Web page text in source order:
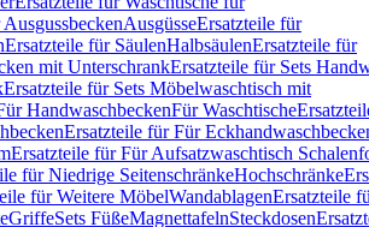
AusgüsseErsatzteile für
Ersatzteile für SäulenHalbsäulenErsatzteile für
mit UnterschrankErsatzteile für Sets
Ersatzteile für Sets Möbelwaschtisch mit
HandwaschbeckenFür Waschtische
Ersatzteile für Für
Ersatzteile für Für Aufsatzwaschtisch
für Niedrige SeitenschränkeHochschränke
für Weitere MöbelWandablagenErsatzteile
GriffeSets FüßeMagnettafelnSteckdosen